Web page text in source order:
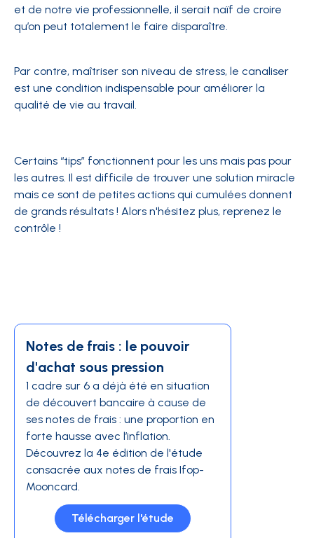
et de notre vie professionnelle, il serait naïf de croire
qu’on peut totalement le faire disparaître.
Par contre, maîtriser son niveau de stress, le canaliser
est une condition indispensable pour améliorer la
qualité de vie au travail.
Certains “tips” fonctionnent pour les uns mais pas pour
les autres. Il est difficile de trouver une solution miracle
mais ce sont de petites actions qui cumulées donnent
de grands résultats ! Alors n'hésitez plus, reprenez le
contrôle !
Notes de frais : le pouvoir
d'achat sous pression
1 cadre sur 6 a déjà été en situation
de découvert bancaire à cause de
ses notes de frais : une proportion en
forte hausse avec l’inflation.
Découvrez la 4e édition de l'étude
consacrée aux notes de frais Ifop-
Mooncard.
Télécharger l'étude